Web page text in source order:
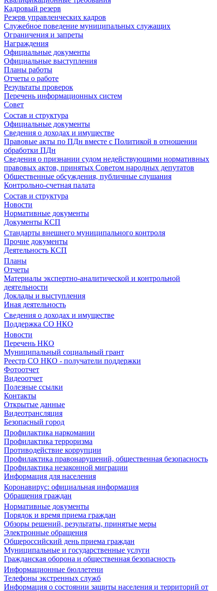
Кадровый резерв
Резерв управленческих кадров
Служебное поведение муниципальных служащих
Ограничения и запреты
Награждения
Официальные документы
Официальные выступления
Планы работы
Отчеты о работе
Результаты проверок
Перечень информационных систем
Совет
Состав и структура
Официальные документы
Сведения о доходах и имуществе
Правовые акты по ПДн вместе с Политикой в отношении
обработки ПДн
Сведения о признании судом недействующими нормативных
правовых актов, принятых Советом народных депутатов
Общественные обсуждения, публичные слушания
Контрольно-счетная палата
Состав и структура
Новости
Нормативные документы
Документы КСП
Стандарты внешнего муниципального контроля
Прочие документы
Деятельность КСП
Планы
Отчеты
Материалы экспертно-аналитической и контрольной
деятельности
Доклады и выступления
Иная деятельность
Сведения о доходах и имуществе
Поддержка СО НКО
Новости
Перечень НКО
Муниципальный социальный грант
Реестр СО НКО - получатели поддержки
Фотоотчет
Видеоотчет
Полезные ссылки
Контакты
Открытые данные
Видеотрансляция
Безопасный город
Профилактика наркомании
Профилактика терроризма
Противодействие коррупции
Профилактика правонарушений, общественная безопасность
Профилактика незаконной миграции
Информация для населения
Коронавирус: официальная информация
Обращения граждан
Нормативные документы
Порядок и время приема граждан
Обзоры решений, результаты, принятые меры
Электронные обращения
Общероссийский день приема граждан
Муниципальные и государственные услуги
Гражданская оборона и общественная безопасность
Информационные бюллетени
Телефоны экстренных служб
Информация о состоянии защиты населения и территорий от